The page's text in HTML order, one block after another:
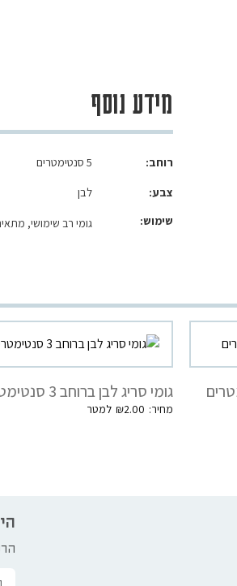
מידע נוסף
רוחב
5 סנטימטרים
צבע
לבן
שימוש: גומי רב שימושי,
גומי סריג לבן ברוחב 3 סנטימטרים
₪2.00